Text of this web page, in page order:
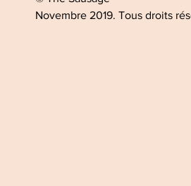
Novembre 2019. Tous droits